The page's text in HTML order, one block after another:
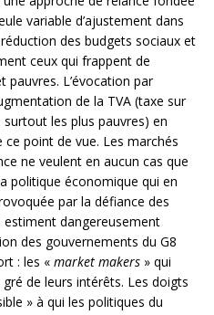
variable d’ajustement dans
des budgets sociaux et
ceux qui frappent de
pauvres. L’évocation par
de la TVA (taxe sur
les plus pauvres) en
point de vue. Les marchés
ne veulent en aucun cas que
politique économique qui en
par la défiance des
estiment dangereusement
des gouvernements du G8
: les « market makers » qui
de leurs intérêts. Les doigts
» à qui les politiques du